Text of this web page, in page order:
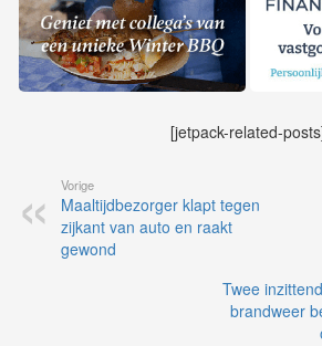
[jetpack-related-
Vorige
Maaltijdbezorger klapt tegen
zijkant van auto en raakt
gewond
Twee
brandweer